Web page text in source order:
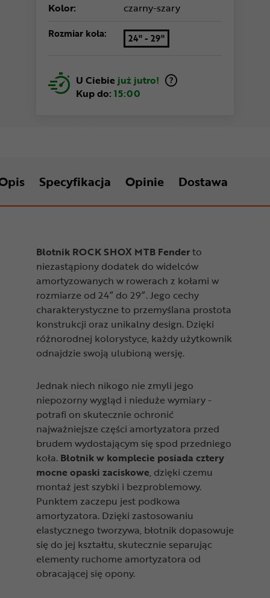
Kolor: czarny-szary
Rozmiar koła: 24" - 29"
U Ciebie już jutro!
Kup do: 15:00
Specyfikacja Opinie Dostawa
Błotnik ROCK SHOX MTB Fenderto
niezastąpiony dodatek do widelców
amortyzowanych w rowerach z kołami w
rozmiarze od 24” do 29”. Jego cechy
charakterystyczne to przemyślana prostota
konstrukcji oraz unikalny design. Dzięki
różnorodnej kolorystyce, każdy użytkownik
odnajdzie swoją ulubioną wersję.
Jednak niech nikogo nie zmyli jego
niepozorny wygląd i nieduże wymiary -
potrafi on skutecznie ochronić
najważniejsze części amortyzatora przed
brudem wydostającym się spod przedniego
koła. Błotnik w komplecie posiada cztery
mocne opaski zaciskowe, dzięki czemu
montaż jest szybki i bezproblemowy.
Punktem zaczepu jest podkowa
amortyzatora. Dzięki zastosowaniu
elastycznego tworzywa, błotnik dopasowuje
się do jej kształtu, skutecznie separując
elementy ruchome amortyzatora od
obracającej się opony.